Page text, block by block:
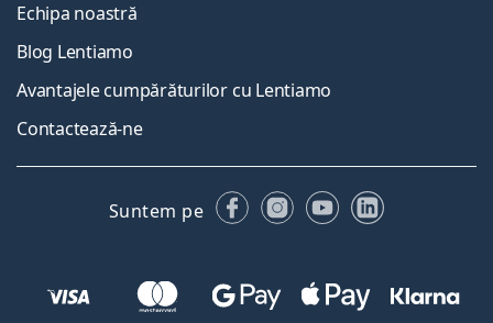
Echipa noastră
Blog Lentiamo
Avantajele cumpărăturilor cu Lentiamo
Contactează-ne
Suntem pe FacebookInstagram
YouTubeLinkedIn